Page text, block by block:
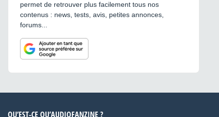
permet de retrouver plus facilement tous nos
contenus : news, tests, avis, petites annonces,
forums...
QU’EST-CE QU’AUDIOFANZINE ?